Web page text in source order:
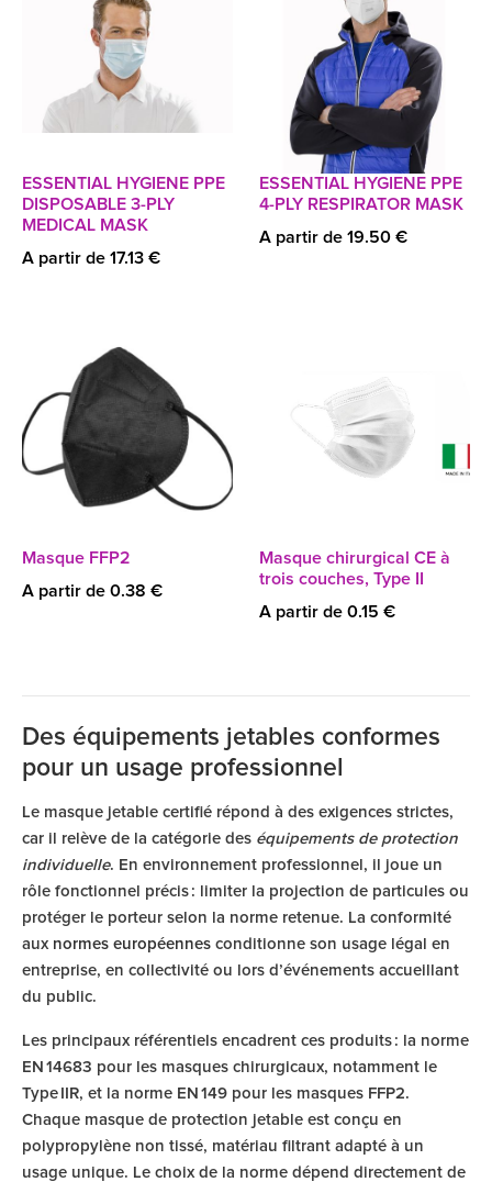
ESSENTIAL HYGIENE PPE
DISPOSABLE 3-PLY
MEDICAL MASK
A partir de 17.13 €
ESSENTIAL HYGIENE PPE
4-PLY RESPIRATOR MASK
A partir de 19.50 €
Masque FFP2
A partir de 0.38 €
Masque chirurgical CE à
trois couches, Type II
A partir de 0.15 €
Des équipements jetables conformes
pour un usage professionnel
Le masque jetable certifié répond à des exigences strictes,
car il relève de la catégorie des équipements de protection
individuelle. En environnement professionnel, il joue un
rôle fonctionnel précis : limiter la projection de particules ou
protéger le porteur selon la norme retenue. La conformité
aux normes européennes conditionne son usage légal en
entreprise, en collectivité ou lors d’événements accueillant
du public.
Les principaux référentiels encadrent ces produits : la norme
EN 14683 pour les masques chirurgicaux, notamment le
Type IIR, et la norme EN 149 pour les masques FFP2.
Chaque masque de protection jetable est conçu en
polypropylène non tissé, matériau filtrant adapté à un
usage unique. Le choix de la norme dépend directement de